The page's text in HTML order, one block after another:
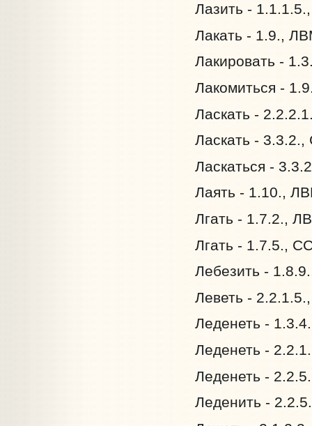
Лазить -
Лакать - 1.9.,
Лакировать -
Лакомиться -
Ласкать -
Ласкать -
Ласкаться -
Лаять - 1.10.,
Лгать - 1.7.2.,
Лгать - 1.7.5.,
Лебезить -
Леветь -
Леденеть -
Леденеть -
Леденеть -
Леденить -